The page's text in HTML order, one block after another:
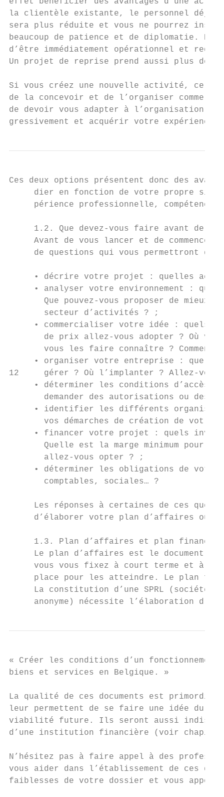
la clientèle existante, le personnel déjà
sera plus réduite et vous ne pourrez
beaucoup de patience et de diplomatie.
d’être immédiatement opérationnel et
Un projet de reprise prend aussi plus de
Si vous créez une nouvelle activité,
de la concevoir et de l’organiser comme
de devoir vous adapter à l’organisation
gressivement et acquérir votre expérience
Ces deux options présentent donc des
dier en fonction de votre propre
périence professionnelle, compétences
1.2. Que devez-vous faire avant de
Avant de vous lancer et de commencer
de questions qui vous permettront
• décrire votre projet : quelles
• analyser votre environnement :
Que pouvez-vous proposer de mieux
       secteur d’activités ? ;
• commercialiser votre idée : quels
de prix allez-vous adopter ? Où
vous les faire connaître ? Comment
• organiser votre entreprise : quel
12     gérer ? Où l’implanter ? Allez-vous
• déterminer les conditions d’accès
demander des autorisations ou des
• identifier les différents
vos démarches de création de votre
• financer votre projet : quels
Quelle est la marge minimum pour
       allez-vous opter ? ;
• déterminer les obligations de
       comptables, sociales… ?
Les réponses à certaines de ces
d’élaborer votre plan d’affaires ou
     1.3. Plan d’affaires et plan financier
Le plan d’affaires est le document
vous vous fixez à court terme et à
place pour les atteindre. Le plan
La constitution d’une SPRL (société
anonyme) nécessite l’élaboration
« Créer les conditions d’un
biens et services en Belgique. »
La qualité de ces documents est
leur permettent de se faire une idée du
viabilité future. Ils seront aussi
d’une institution financière (voir
N’hésitez pas à faire appel à des
vous aider dans l’établissement de ces
faiblesses de votre dossier et vous